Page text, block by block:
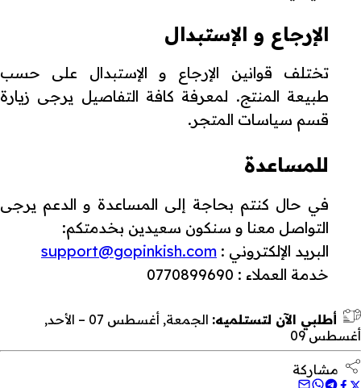
الإرجاع و الإستبدال
تختلف قوانين الإرجاع و الإستبدال على حسب
طبيعة المنتج. لمعرفة كافة التفاصيل يرجى زيارة
قسم سياسات المتجر.
للمساعدة
في حال كنتم بحاجة إلى المساعدة و الدعم يرجى
التواصل معنا و سنكون سعيدين بخدمتكم:
البريد الإلكتروني : support@gopinkish.com
خدمة العملاء : 0770899690
أطلبي الآن لتستلميه:
الجمعة, أغسطس 07 – الأحد,
أغسطس 09
مشاركة